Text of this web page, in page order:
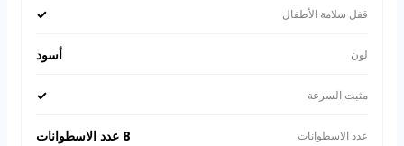
قفل سلامة الأطفال ✓
لون أسود
مثبت السرعة ✓
عدد الاسطوانات 8 عدد الاسطوانات